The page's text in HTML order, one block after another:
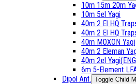
10m 15m 20m
10m 5el Yagi
40m 2 El HQ
40m 2 El HQ
40m MOXON Yagi
40m 2 Eleman
40m 2el
6m 5-Element
Dipol Ant. Toggle Child